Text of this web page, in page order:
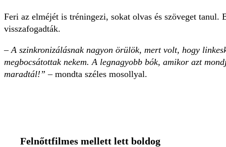
Feri az elméjét is tréningezi, sokat olvas és szöveget tanul.
visszafogadták.
–A szinkronizálásnak nagyon örülök, mert volt, hogy
megbocsátottak nekem. A legnagyobb bók, amikor azt
maradtál!” – mondta széles mosollyal.
Felnőttfilmes mellett lett boldog